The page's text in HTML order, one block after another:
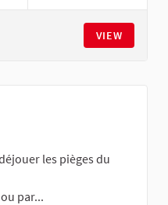
VIEW
les pièges du
par...